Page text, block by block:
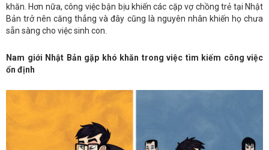
khăn. Hơn nữa, công việc bận bịu khiến các cặp vợ chồng trẻ tại Nhật
Bản trở nên căng thẳng và đây cũng là nguyên nhân khiến họ chưa
sẵn sàng cho việc sinh con.
Nam giới Nhật Bản gặp khó khăn trong việc tìm kiếm công việc
ổn định